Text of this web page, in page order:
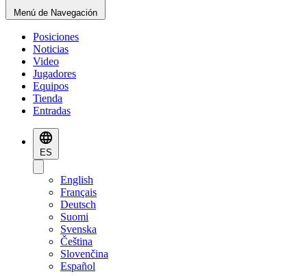
Menú de Navegación
Posiciones
Noticias
Video
Jugadores
Equipos
Tienda
Entradas
ES
English
Français
Deutsch
Suomi
Svenska
Čeština
Slovenčina
Español